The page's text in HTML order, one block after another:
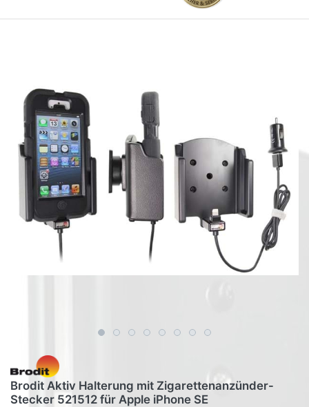
Brodit Aktiv Halterung mit Zigarettenanzünder-
Stecker 521512 für Apple iPhone SE